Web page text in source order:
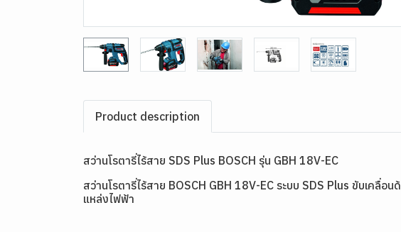
Product description
สว่านโรตารี่ไร้สาย SDS Plus BOSCH รุ่น GBH 18V-EC
สว่านโรตารี่ไร้สาย BOSCH GBH 18V-EC ระบบ SDS Plus ขับเค
แหล่งไฟฟ้า